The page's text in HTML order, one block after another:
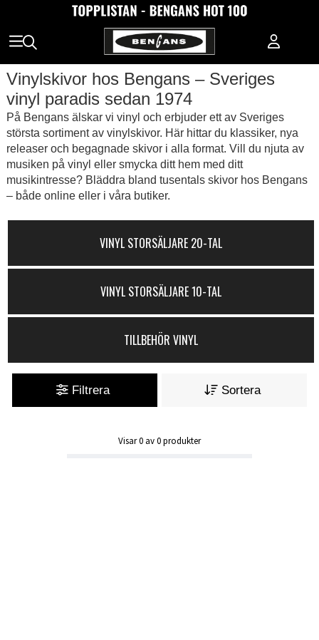
Vinylskivor hos Bengans – Sveriges
vinyl paradis sedan 1974
På Bengans älskar vi vinyl och erbjuder ett av Sveriges
största sortiment av vinylskivor. Här hittar du klassiker, nya
releaser och begagnade skivor i alla format. Vill du njuta av
musiken på vinyl eller smycka ditt hem med ditt
musikintresse? Bläddra bland tusentals skivor hos Bengans
– både online eller i våra butiker.
VINYL STORSÄLJARE 20-TAL
VINYL STORSÄLJARE 10-TAL
TILLBEHÖR VINYL
Filtrera Sortera
Visar0 av0produkter